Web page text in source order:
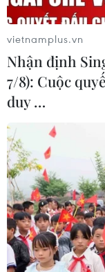
Nguồn thủy
huy động
11/06/2023 05:27
Theo Trung tâm
huy động từ thuỷ
vietnamplus.vn
Nhận định
7/8): Cuộc
duy …